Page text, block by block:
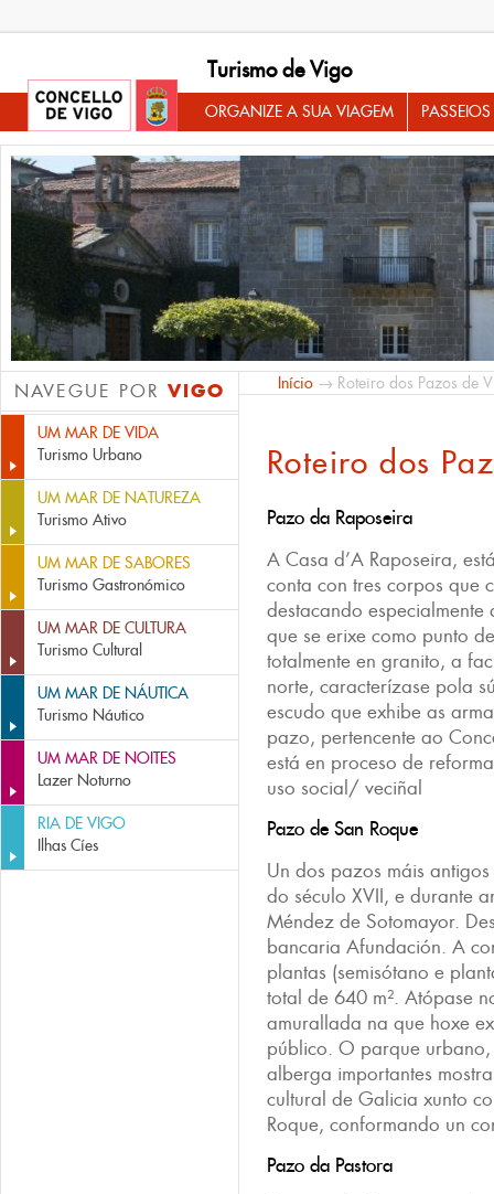
Turismo de Vigo
ORGANIZE A SUA VIAGEM
NAVEGUE POR VIGO
UM MAR DE VIDA
Turismo Urbano
UM MAR DE NATUREZA
Turismo Ativo
UM MAR DE SABORES
Turismo Gastronómico
UM MAR DE CULTURA
Turismo Cultural
UM MAR DE NÁUTICA
Turismo Náutico
UM MAR DE NOITES
Lazer Noturno
RIA DE VIGO
Ilhas Cíes
Início → Roteiro dos Pazos de
Roteiro dos
Pazo da Raposeira
A Casa d’A Raposeira,
conta con tres corpos que
destacando especialmente
que se erixe como punto
totalmente en granito, a
norte, caracterízase pola
escudo que exhibe as
pazo, pertencente ao
está en proceso de
uso social/ veciñal
Pazo de San Roque
Un dos pazos máis
do século XVII, e durante
Méndez de Sotomayor.
bancaria Afundación. A
plantas (semisótano e
total de 640 m². Atópase
amurallada na que hoxe
público. O parque
alberga importantes
cultural de Galicia xunto
Roque, conformando un
Pazo da Pastora